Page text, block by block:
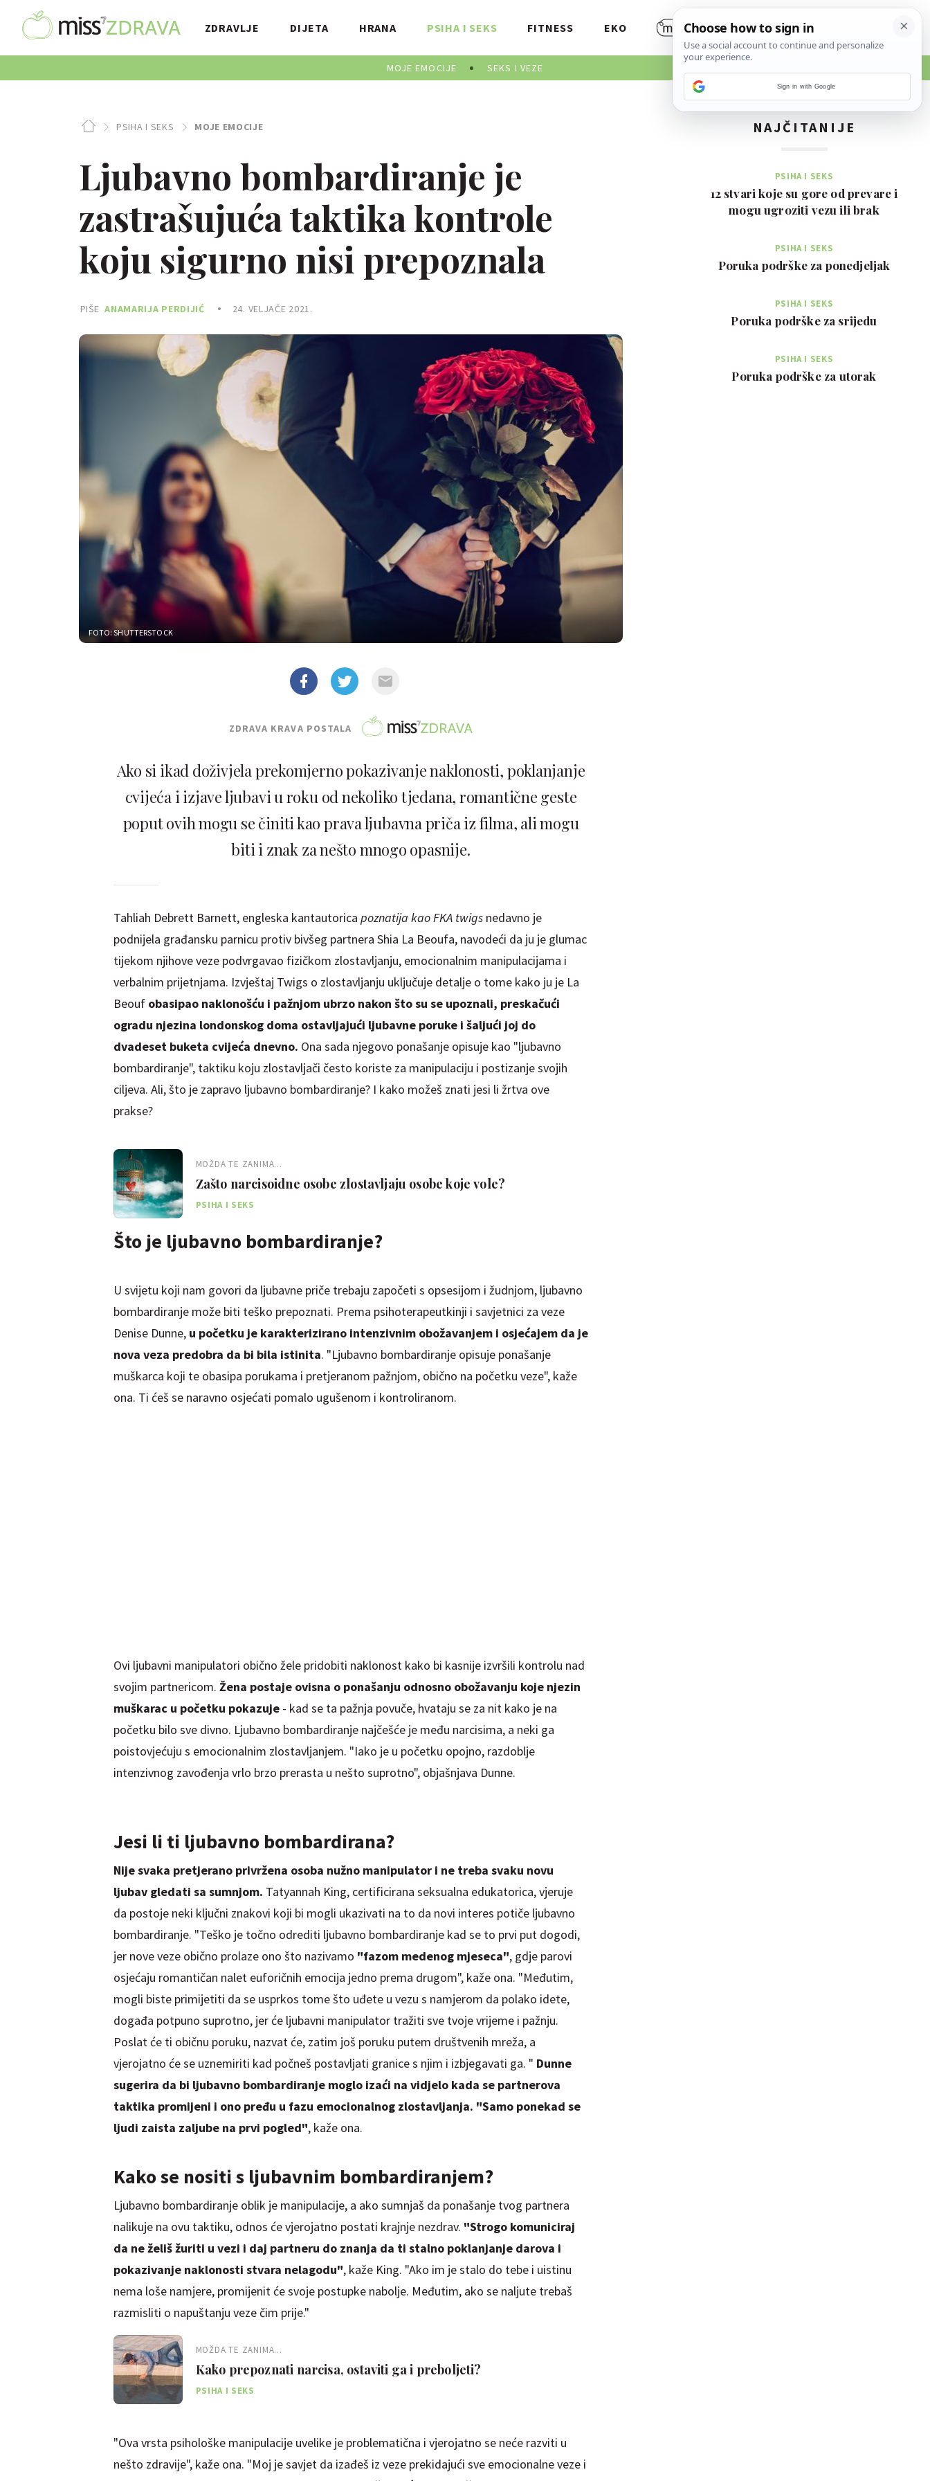
ZDRAVLJE DIJETA HRANA PSIHA I SEKS
MOJE EMOCIJE SEKS I VEZE
FITNESS EKO
PSIHA I SEKS MOJE EMOCIJE
Ljubavno bombardiranje je
zastrašujuća taktika kontrole
koju sigurno nisi prepoznala
PIŠE ANAMARIJA PERDIJIĆ 24. VELJAČE 2021.
FOTO: SHUTTERSTOCK
ZDRAVA KRAVA POSTALA
Ako si ikad doživjela prekomjerno pokazivanje naklonosti, poklanjanje
cvijeća i izjave ljubavi u roku od nekoliko tjedana, romantične geste
poput ovih mogu se činiti kao prava ljubavna priča iz filma, ali mogu
biti i znak za nešto mnogo opasnije.
Tahliah Debrett Barnett, engleska kantautorica poznatija kao FKA twigsnedavno je
podnijela građansku parnicu protiv bivšeg partnera Shia La Beoufa, navodeći da ju je glumac
tijekom njihove veze podvrgavao fizičkom zlostavljanju, emocionalnim manipulacijama i
verbalnim prijetnjama. Izvještaj Twigs o ​​zlostavljanju uključuje detalje o tome kako ju je La
Beouf obasipao naklonošću i pažnjom ubrzo nakon što su se upoznali, preskačući
ogradu njezina londonskog doma ostavljajući ljubavne poruke i šaljući joj do
dvadeset buketa cvijeća dnevno. Ona sada njegovo ponašanje opisuje kao "ljubavno
bombardiranje", taktiku koju zlostavljači često koriste za manipulaciju i postizanje svojih
ciljeva. Ali, što je zapravo ljubavno bombardiranje? I kako možeš znati jesi li žrtva ove
prakse?
MOŽDA TE ZANIMA...
Zašto narcisoidne osobe zlostavljaju osobe koje vole?
PSIHA I SEKS
Što je ljubavno bombardiranje?
U svijetu koji nam govori da ljubavne priče trebaju započeti s opsesijom i žudnjom, ljubavno
bombardiranje može biti teško prepoznati. Prema psihoterapeutkinji i savjetnici za veze
Denise Dunne,u početku je karakterizirano intenzivnim obožavanjem i osjećajem da je
nova veza predobra da bi bila istinita. "Ljubavno bombardiranje opisuje ponašanje
muškarca koji te obasipa porukama i pretjeranom pažnjom, obično na početku veze", kaže
ona. Ti ćeš se naravno osjećati pomalo ugušenom i kontroliranom.
Ovi ljubavni manipulatori obično žele pridobiti naklonost kako bi kasnije izvršili kontrolu nad
svojim partnericom. Žena postaje ovisna o ponašanju odnosno obožavanju koje njezin
muškarac u početku pokazuje- kad se ta pažnja povuče, hvataju se za nit kako je na
početku bilo sve divno. Ljubavno bombardiranje najčešće je među narcisima, a neki ga
poistovjećuju s emocionalnim zlostavljanjem. "Iako je u početku opojno, razdoblje
intenzivnog zavođenja vrlo brzo prerasta u nešto suprotno", objašnjava Dunne.
Jesi li ti ljubavno bombardirana?
Nije svaka pretjerano privržena osoba nužno manipulator i ne treba svaku novu
ljubav gledati sa sumnjom. Tatyannah King, certificirana seksualna edukatorica, vjeruje
da postoje neki ključni znakovi koji bi mogli ukazivati ​​na to da novi interes potiče ljubavno
bombardiranje. "Teško je točno odrediti ljubavno bombardiranje kad se to prvi put dogodi,
jer nove veze obično prolaze ono što nazivamo "fazom medenog mjeseca", gdje parovi
osjećaju romantičan nalet euforičnih emocija jedno prema drugom", kaže ona. "Međutim,
mogli biste primijetiti da se usprkos tome što uđete u vezu s namjerom da polako idete,
događa potpuno suprotno, jer će ljubavni manipulator tražiti sve tvoje vrijeme i pažnju.
Poslat će ti običnu poruku, nazvat će, zatim još poruku putem društvenih mreža, a
vjerojatno će se uznemiriti kad počneš postavljati granice s njim i izbjegavati ga. " Dunne
sugerira da bi ljubavno bombardiranje moglo izaći na vidjelo kada se partnerova
taktika promijeni i ono pređu u fazu emocionalnog zlostavljanja. "Samo ponekad se
ljudi zaista zaljube na prvi pogled", kaže ona.
Kako se nositi s ljubavnim bombardiranjem?
Ljubavno bombardiranje oblik je manipulacije, a ako sumnjaš da ponašanje tvog partnera
nalikuje na ovu taktiku, odnos će vjerojatno postati krajnje nezdrav. "Strogo komuniciraj
da ne želiš žuriti u vezi i daj partneru do znanja da ti stalno poklanjanje darova i
pokazivanje naklonosti stvara nelagodu", kaže King. "Ako im je stalo do tebe i uistinu
nema loše namjere, promijenit će svoje postupke nabolje. Međutim, ako se naljute trebaš
razmisliti o napuštanju veze čim prije."
MOŽDA TE ZANIMA...
Kako prepoznati narcisa, ostaviti ga i preboljeti?
PSIHA I SEKS
"Ova vrsta psihološke manipulacije uvelike je problematična i vjerojatno se neće razviti u
nešto zdravije", kaže ona. "Moj je savjet da izađeš iz veze prekidajući sve emocionalne veze i
NAJČITANIJE
PSIHA I SEKS
12 stvari koje su gore od prevare i
mogu ugroziti vezu ili brak
PSIHA I SEKS
Poruka podrške za ponedjeljak
PSIHA I SEKS
Poruka podrške za srijedu
PSIHA I SEKS
Poruka podrške za utorak
Sign in with Google